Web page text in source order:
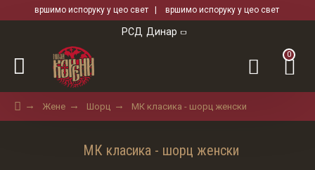
вршимо испоруку у цео свет | вршимо испоруку у цео свет
РСД Динар
0
Жене Шорц МК класика - шорц женски
МК класика - шорц женски